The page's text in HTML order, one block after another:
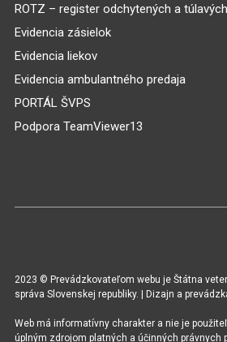
ROTZ – register odchytených a
Evidencia zásielok
Evidencia liekov
Evidencia ambulantného predaja
PORTÁL ŠVPS
Podpora TeamViewer13
2023 © Prevádzkovateľom webu je Štátna
správa Slovenskej republiky. | Dizajn a
Web má informatívny charakter a nie je
úplným zdrojom platných a účinných právnych